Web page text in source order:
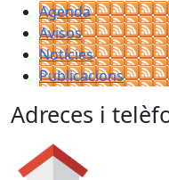
Agenda
Avisos
Notícies
Publicacions
Adreces i